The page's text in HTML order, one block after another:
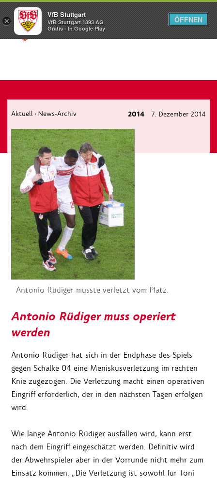
Menü
Aktuell › News-Archiv 2014 7. Dezember 2014
Antonio Rüdiger musste verletzt vom Platz.
Antonio Rüdiger muss operiert
werden
Antonio Rüdiger hat sich in der Endphase des Spiels
gegen Schalke 04 eine Meniskusverletzung im rechten
Knie zugezogen. Die Verletzung macht einen operativen
Eingriff erforderlich, der in den nächsten Tagen erfolgen
wird.
Wie lange Antonio Rüdiger ausfallen wird, kann erst
nach dem Eingriff eingeschätzt werden. Definitiv wird
der Abwehrspieler aber in der Vorrunde nicht mehr zum
Einsatz kommen. „Die Verletzung ist sowohl für Toni
×
VfB Stuttgart
VfB Stuttgart 1893 AG
Gratis - In Google Play
ÖFFNEN